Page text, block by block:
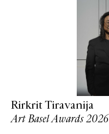
Rirkrit Tiravanija
Art Basel Awards 2026